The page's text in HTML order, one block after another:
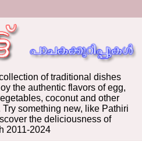
of traditional dishes
the authentic flavors of egg,
coconut and other
something new, like Pathiri
the deliciousness of
2011-2024